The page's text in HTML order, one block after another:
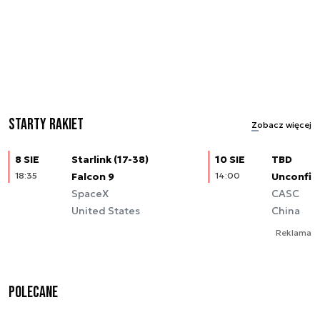
Starty rakiet Zobacz więcej
8 SIE
18:35
Starlink (17-38)
Falcon 9
SpaceX
United States
10 SIE
14:00
TBD
CASC
China
Reklama
Polecane